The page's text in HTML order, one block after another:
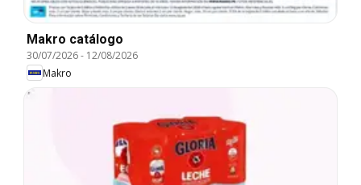
Makro catálogo
30/07/2026- 12/08/2026
Makro